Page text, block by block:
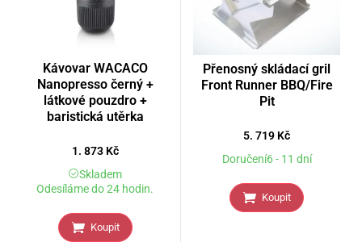
Kávovar WACACO
Nanopresso černý +
látkové pouzdro +
baristická utěrka
1. 873 Kč
Skladem
Odesíláme do 24 hodin.
Koupit
Přenosný skládací gril
Front Runner BBQ/Fire
Pit
5. 719 Kč
Doručení6 - 11 dní
Koupit